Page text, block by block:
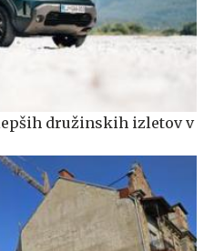
družinskih izletov v